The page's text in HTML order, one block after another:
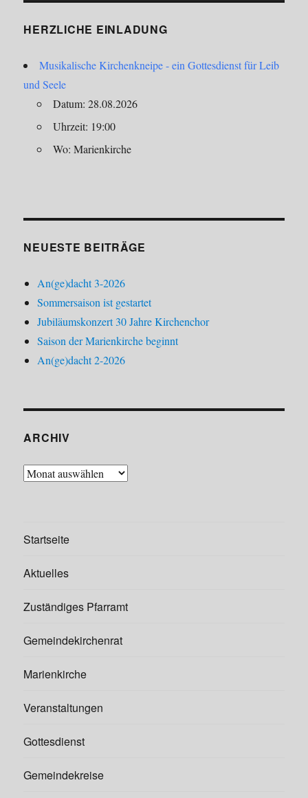
HERZLICHE EINLADUNG
Musikalische Kirchenkneipe - ein Gottesdienst für Leib
und Seele
Datum: 28.08.2026
Uhrzeit: 19:00
Wo: Marienkirche
NEUESTE BEITRÄGE
An(ge)dacht 3-2026
Sommersaison ist gestartet
Jubiläumskonzert 30 Jahre Kirchenchor
Saison der Marienkirche beginnt
An(ge)dacht 2-2026
ARCHIV
Archiv
Startseite
Aktuelles
Zuständiges Pfarramt
Gemeindekirchenrat
Marienkirche
Veranstaltungen
Gottesdienst
Gemeindekreise